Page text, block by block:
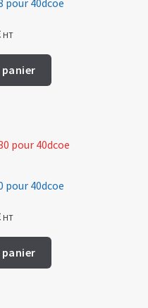
HT
pour 40dcoe
HT